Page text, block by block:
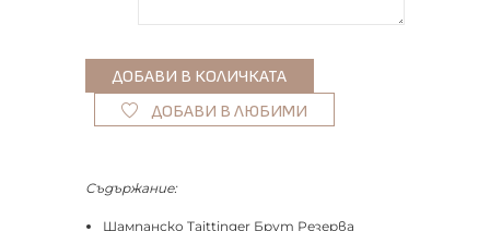
ДОБАВИ В ЛЮБИМИ
Съдържание:
Шампанско Taittinger Брут Резерва